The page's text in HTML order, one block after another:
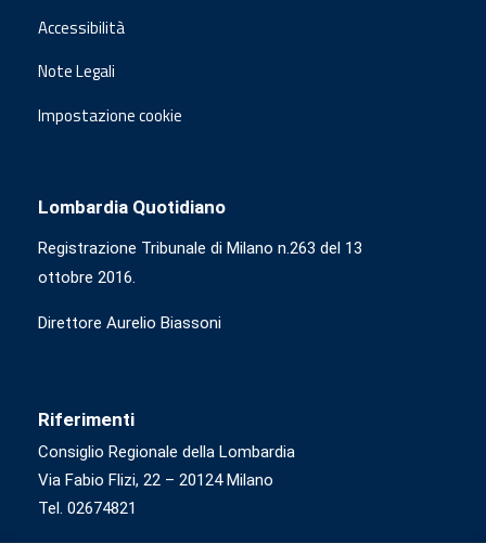
Accessibilità
Note Legali
Impostazione cookie
Lombardia Quotidiano
Registrazione Tribunale di Milano n.263 del 13
ottobre 2016.
Direttore Aurelio Biassoni
Riferimenti
Consiglio Regionale della Lombardia
Via Fabio Flizi, 22 – 20124 Milano
Tel. 02674821